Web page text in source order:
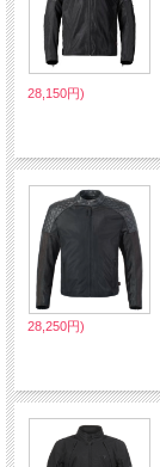
28,150円)
28,250円)